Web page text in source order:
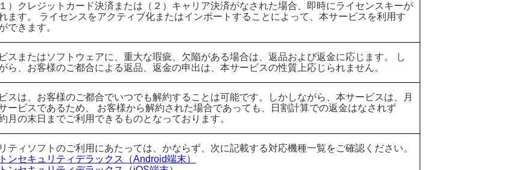
１）クレジットカード決済または（２）キャリア決済がなされた場合、即時にライセンスキーが
ます。 ライセンスをアクティブ化またはインポートすることによって、本サービスを利用す
できます。
スまたはソフトウェアに、重大な瑕疵、欠陥がある場合は、返品および返金に応じます。 し
ら、お客様のご都合による返品、返金の申出は、本サービスの性質上応じられません。
スは、お客様のご都合でいつでも解約することは可能です。しかしながら、本サービスは、月
ービスであるため、 お客様から解約された場合であっても、日割計算での返金はなされず
月の末日までご利用できるものとなっております。
ティソフトのご利用にあたっては、かならず、次に記載する対応機種一覧をご確認ください。
ンセキュリティデラックス（Android端末）